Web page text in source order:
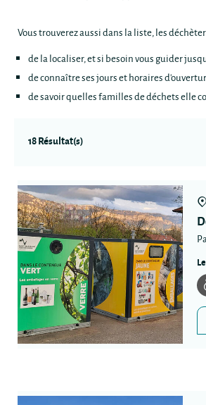
Vous trouverez aussi dans la liste, les
de la localiser, et si besoin vous guider
de connaître ses jours et horaires
de savoir quelles familles de déchets elle
18 Résultat(s)